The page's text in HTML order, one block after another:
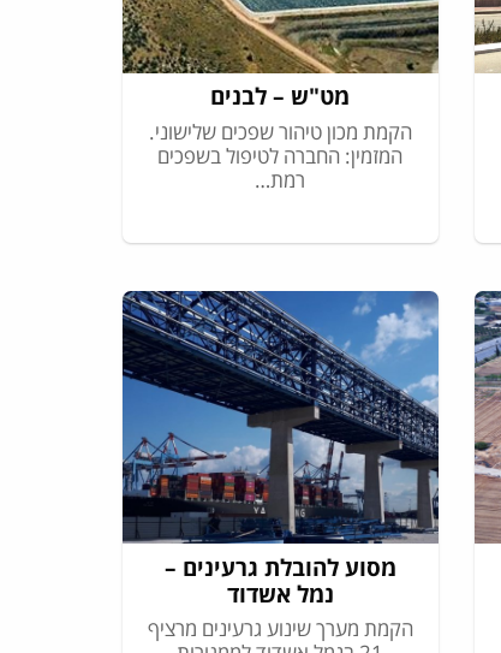
מט"ש – לבנים
הקמת מכון טיהור שפכים שלישוני.
המזמין: החברה לטיפול בשפכים
רמת…
מסוע להובלת גרעינים –
נמל אשדוד
הקמת מערך שינוע גרעינים מרציף